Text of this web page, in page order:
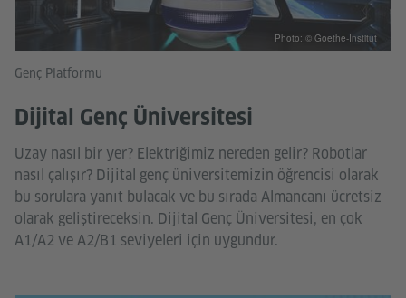
Genç Platformu
Dijital Genç Üniversitesi
Uzay nasıl bir yer? Elektriğimiz nereden gelir? Robotlar
nasıl çalışır? Dijital genç üniversitemizin öğrencisi olarak
bu sorulara yanıt bulacak ve bu sırada Almancanı ücretsiz
olarak geliştireceksin. Dijital Genç Üniversitesi, en çok
A1/A2 ve A2/B1 seviyeleri için uygundur.
Photo: © Goethe-Institut